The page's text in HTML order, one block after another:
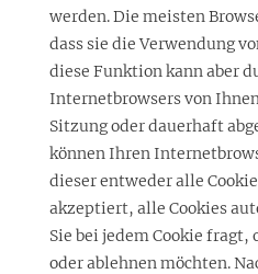
werden. Die meisten
dass sie die Verwendung
diese Funktion kann aber
Internetbrowsers von
Sitzung oder dauerhaft
können Ihren
dieser entweder alle
akzeptiert, alle Cookies
Sie bei jedem Cookie fragt,
oder ablehnen möchten.